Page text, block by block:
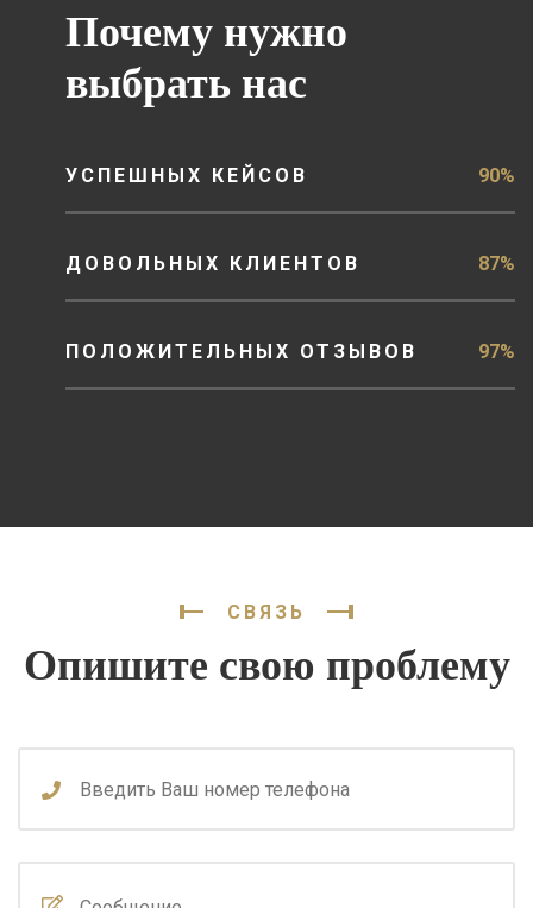
Почему нужно
выбрать нас
УСПЕШНЫХ КЕЙСОВ 90%
ДОВОЛЬНЫХ КЛИЕНТОВ 87%
ПОЛОЖИТЕЛЬНЫХ ОТЗЫВОВ 97%
СВЯЗЬ
Опишите свою проблему